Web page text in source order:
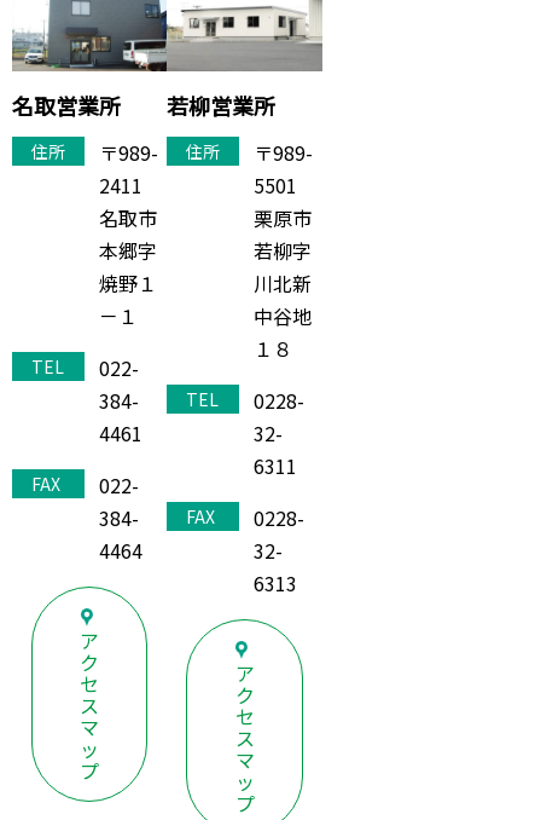
名取営業所
住所
〒989-
2411
名取市
本郷字
焼野１
－１
TEL
022-
384-
4461
FAX
022-
384-
4464
ア
ク
セ
ス
マ
ッ
プ
若柳営業所
住所
〒989-
5501
栗原市
若柳字
川北新
中谷地
１８
TEL
0228-
32-
6311
FAX
0228-
32-
6313
ア
ク
セ
ス
マ
ッ
プ